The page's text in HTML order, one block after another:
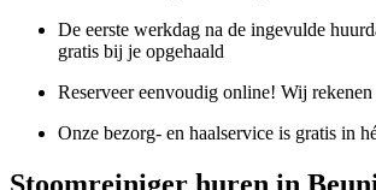
De eerste werkdag na de ingevulde
gratis bij je opgehaald
Reserveer eenvoudig online! Wij
Onze bezorg- en haalservice is gratis in
Stoomreiniger huren in